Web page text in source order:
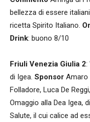
bellezza di essere
ricetta Spirito Italiano.
Drink: buono 8/10
Friuli Venezia Giulia 2:
di Igea. Sponsor Amaro
Folladore, Luca De
Omaggio alla Dea Igea,
Salute, il cui calice ad